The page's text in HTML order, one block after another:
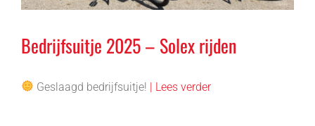
Bedrijfsuitje 2025 – Solex rijden
Geslaagd bedrijfsuitje! | Lees verder